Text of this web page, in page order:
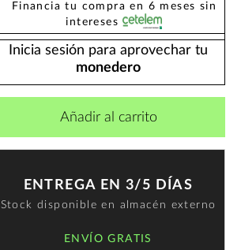
Financia tu compra en 6 meses sin
intereses
Inicia sesión para aprovechar tu
monedero
Añadir al carrito
ENTREGA EN 3/5 DÍAS
Stock disponible en almacén externo
ENVÍO GRATIS